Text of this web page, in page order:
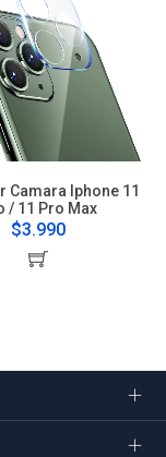
Camara Iphone 11
/ 11 Pro Max
$3.990